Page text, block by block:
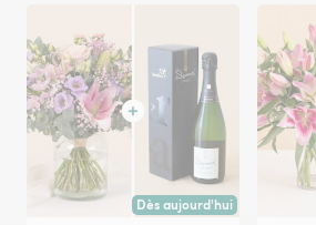
Dès aujourd'hui
Livraison dès aujourd'hui